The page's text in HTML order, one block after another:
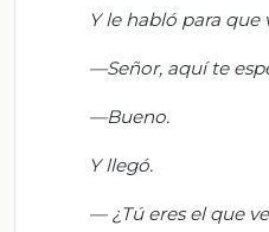
Y le habló para que
—Señor, aquí te
—Bueno.
Y llegó.
— ¿Tú eres el que